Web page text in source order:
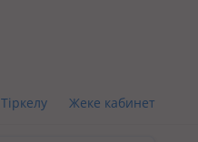
Тіркелу Жеке кабинет